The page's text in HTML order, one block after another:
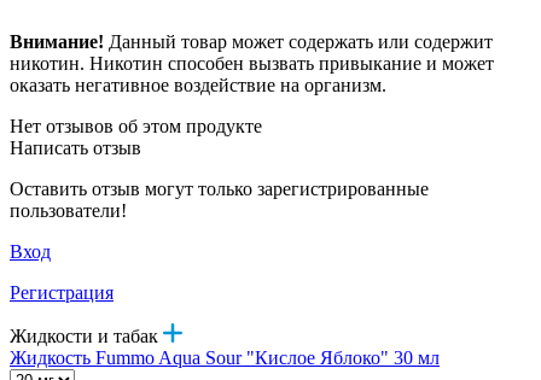
Внимание! Данный товар может содержать или содержит
никотин. Никотин способен вызвать привыкание и может
оказать негативное воздействие на организм.
Нет отзывов об этом продукте
Написать отзыв
Оставить отзыв могут только зарегистрированные
пользователи!
Вход
Регистрация
Жидкости и табак
Жидкость Fummo Aqua Sour "Кислое Яблоко" 30 мл